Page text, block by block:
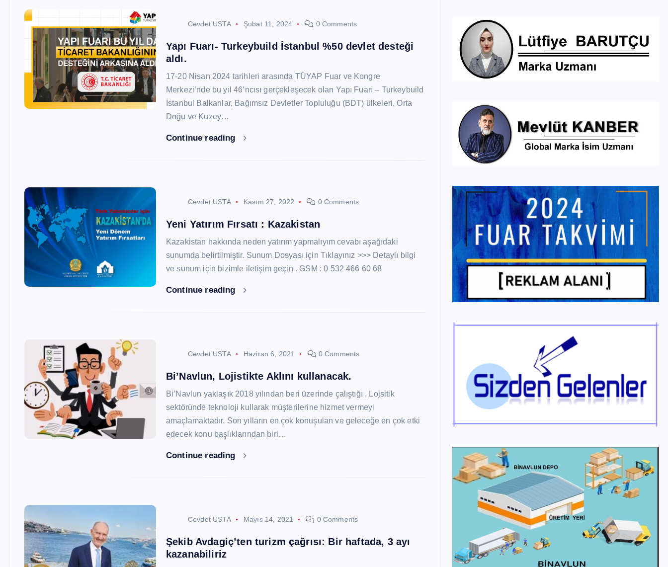
Cevdet USTA Şubat 11, 2024 0 Comments
Yapı Fuarı- Turkeybuild İstanbul %50 devlet desteği
aldı.
17-20 Nisan 2024 tarihleri arasında TÜYAP Fuar ve Kongre
Merkezi’nde bu yıl 46’ncısı gerçekleşecek olan Yapı Fuarı – Turkeybuild
İstanbul Balkanlar, Bağımsız Devletler Topluluğu (BDT) ülkeleri, Orta
Doğu ve Kuzey…
Continue reading
Cevdet USTA Kasım 27, 2022 0 Comments
Yeni Yatırım Fırsatı : Kazakistan
Kazakistan hakkında neden yatırım yapmalıyım cevabı aşağıdaki
sunumda belirtilmiştir. Sunum Dosyası için Tıklayınız >>> Detaylı bilgi
ve sunum için bizimle iletişim geçin . GSM : 0 532 466 60 68
Continue reading
Cevdet USTA Haziran 6, 2021 0 Comments
Bi’Navlun, Lojistikte Aklını kullanacak.
Bi’Navlun yaklaşık 2018 yılından beri üzerinde çalıştığı , Lojsitik
sektöründe teknoloji kullarak müşterilerine hizmet vermeyi
amaçlamaktadır. Son yılların en çok konuşulan ve geleceğe en çok etki
edecek konu başlıklarından biri…
Continue reading
Cevdet USTA Mayıs 14, 2021 0 Comments
Şekib Avdagiç’ten turizm çağrısı: Bir haftada, 3 ayı
kazanabiliriz